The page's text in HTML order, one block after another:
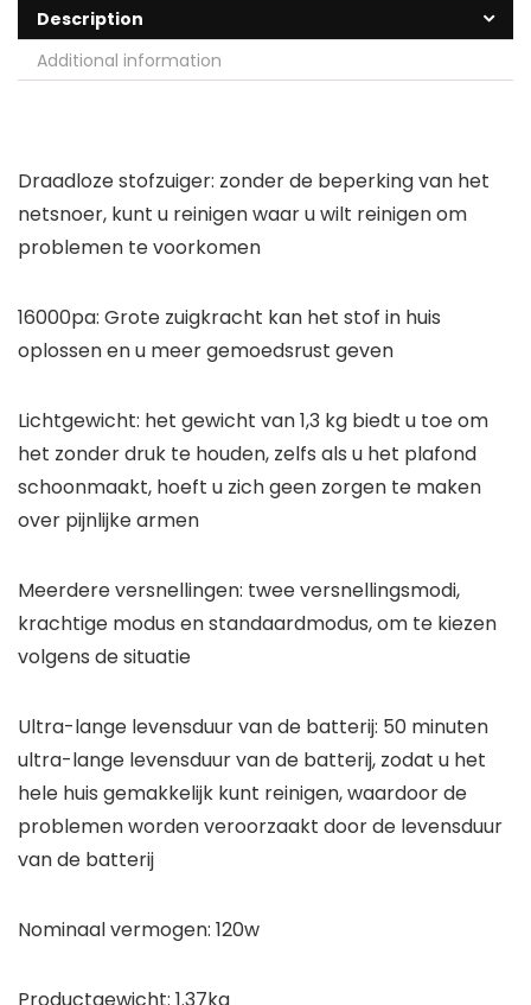
Description
Additional information
Draadloze stofzuiger: zonder de beperking van het
netsnoer, kunt u reinigen waar u wilt reinigen om
problemen te voorkomen
16000pa: Grote zuigkracht kan het stof in huis
oplossen en u meer gemoedsrust geven
Lichtgewicht: het gewicht van 1,3 kg biedt u toe om
het zonder druk te houden, zelfs als u het plafond
schoonmaakt, hoeft u zich geen zorgen te maken
over pijnlijke armen
Meerdere versnellingen: twee versnellingsmodi,
krachtige modus en standaardmodus, om te kiezen
volgens de situatie
Ultra-lange levensduur van de batterij: 50 minuten
ultra-lange levensduur van de batterij, zodat u het
hele huis gemakkelijk kunt reinigen, waardoor de
problemen worden veroorzaakt door de levensduur
van de batterij
Nominaal vermogen: 120w